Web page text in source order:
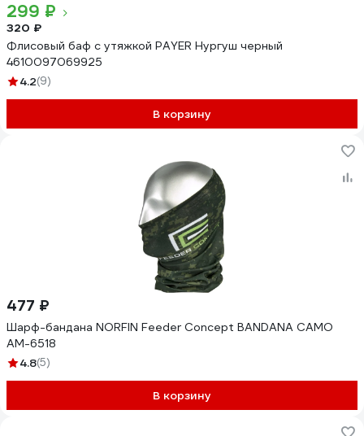
299 ₽
320 ₽
Флисовый баф с утяжкой PAYER Нургуш черный
4610097069925
4.2(9)
В корзину
477 ₽
Шарф-бандана NORFIN Feeder Concept BANDANA CAMO
AM-6518
4.8(5)
В корзину